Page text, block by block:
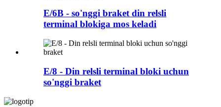
E/6B - so'nggi braket din relsli
terminal blokiga mos keladi
E/8 - Din relsli terminal bloki uchun
so'nggi braket